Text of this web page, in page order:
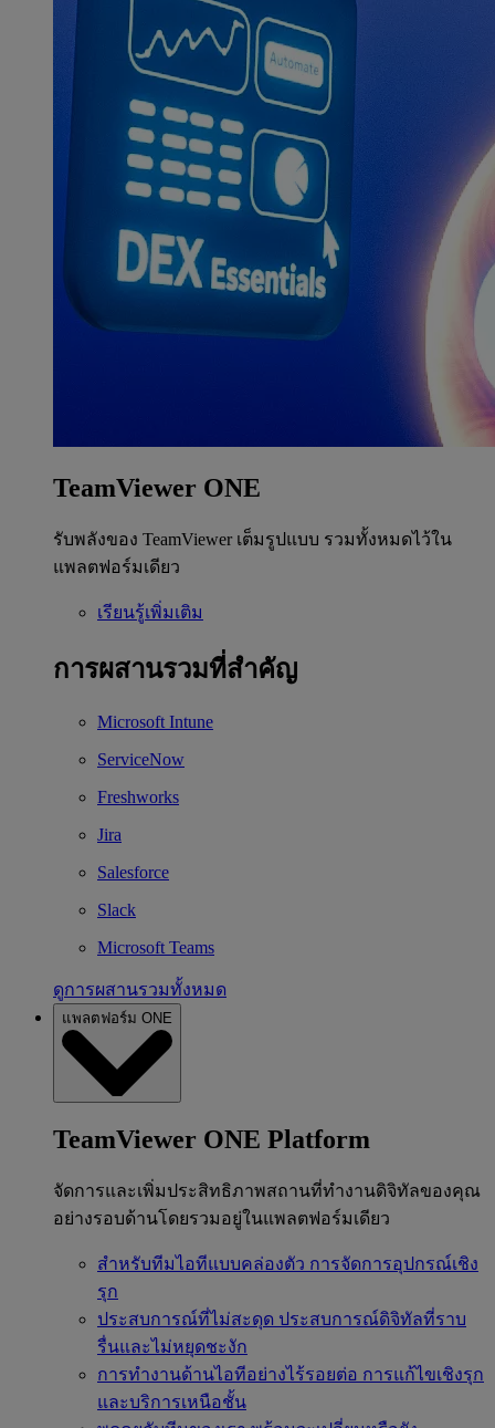
TeamViewer ONE
รับพลังของ TeamViewer เต็มรูปแบบ รวมทั้งหมดไว้ใน
แพลตฟอร์มเดียว
เรียนรู้เพิ่มเติม
การผสานรวมที่สำคัญ
Microsoft Intune
ServiceNow
Freshworks
Jira
Salesforce
Slack
Microsoft Teams
ดูการผสานรวมทั้งหมด
แพลตฟอร์ม ONE
TeamViewer ONE Platform
จัดการและเพิ่มประสิทธิภาพสถานที่ทำงานดิจิทัลของคุณ
อย่างรอบด้านโดยรวมอยู่ในแพลตฟอร์มเดียว
สำหรับทีมไอทีแบบคล่องตัว การจัดการอุปกรณ์เชิง
รุก
ประสบการณ์ที่ไม่สะดุด ประสบการณ์ดิจิทัลที่ราบ
รื่นและไม่หยุดชะงัก
การทำงานด้านไอทีอย่างไร้รอยต่อ การแก้ไขเชิงรุก
และบริการเหนือชั้น